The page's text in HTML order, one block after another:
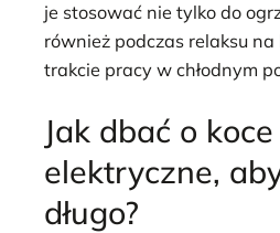
je stosować nie tylko do
również podczas relaksu
trakcie pracy w chłodnym
Jak dbać o koce
elektryczne, aby
długo?